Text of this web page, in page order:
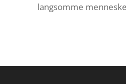
langsomme